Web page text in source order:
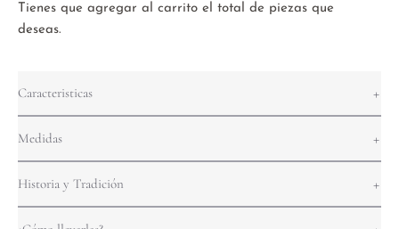
Tienes que agregar al carrito el total de piezas que
deseas.
Caracteristicas
Medidas
Historia y Tradición